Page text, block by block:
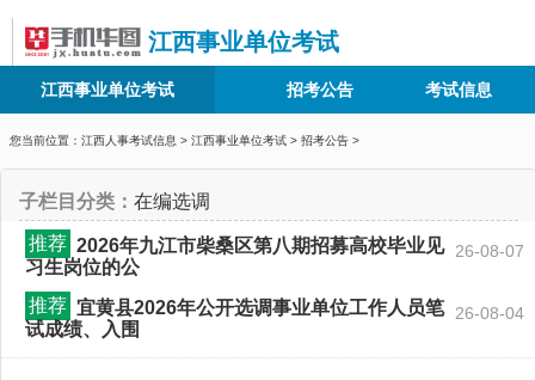
江西事业单位考试
江西事业单位考试 招考公告 考试信息
您当前位置： 江西人事考试信息 > 江西事业单位考试 > 招考公告 >
子栏目分类： 在编选调
推荐 26-08-07
2026年九江市柴桑区第八期招募高校毕业见
习生岗位的公
推荐
26-08-04
宜黄县2026年公开选调事业单位工作人员笔
试成绩、入围